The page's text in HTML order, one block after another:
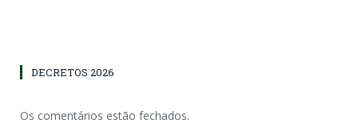
DECRETOS 2026
Os comentários estão fechados.